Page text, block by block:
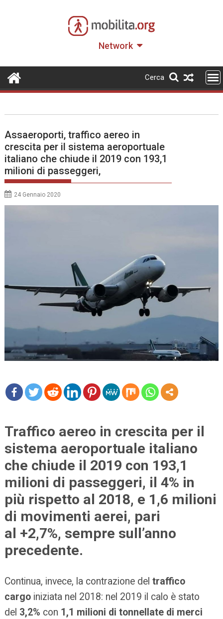
Network
Cerca
Assaeroporti, traffico aereo in
crescita per il sistema aeroportuale
italiano che chiude il 2019 con 193,1
milioni di passeggeri,
24 Gennaio 2020
Traffico aereo in crescita per il
sistema aeroportuale italiano
che chiude il 2019 con 193,1
milioni di passeggeri, il 4% in
più rispetto al 2018, e 1,6 milioni
di movimenti aerei, pari
al +2,7%, sempre sull’anno
precedente.
Continua, invece, la contrazione deltraffico
cargo iniziata nel 2018: nel 2019 il calo è stato
del 3,2% con 1,1 milioni di tonnellate di merci